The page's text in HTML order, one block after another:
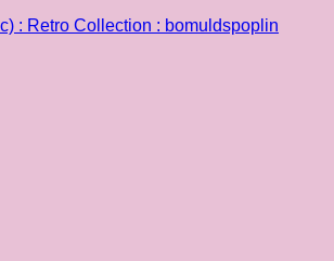
: Retro Collection : bomuldspoplin